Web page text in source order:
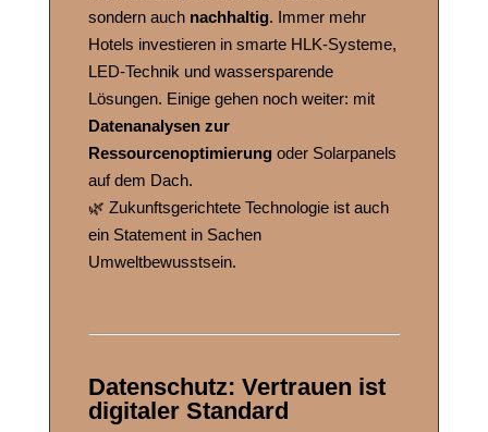
sondern auch nachhaltig. Immer mehr
Hotels investieren in smarte HLK-Systeme,
LED-Technik und wassersparende
Lösungen. Einige gehen noch weiter: mit
Datenanalysen zur
Ressourcenoptimierung oder Solarpanels
auf dem Dach.
🌿 Zukunftsgerichtete Technologie ist auch
ein Statement in Sachen
Umweltbewusstsein.
Datenschutz: Vertrauen ist
digitaler Standard